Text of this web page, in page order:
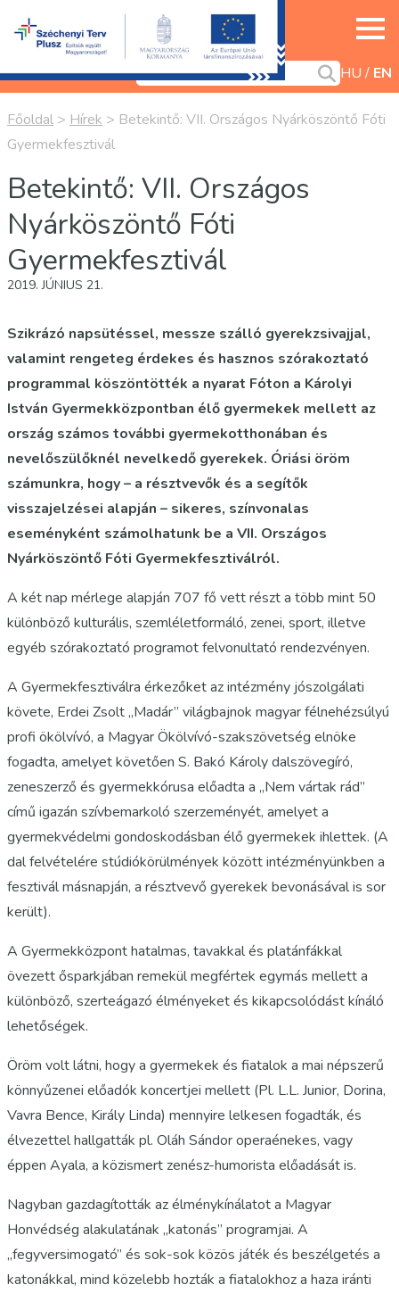
HU EN
Főoldal > Hírek > Betekintő: VII. Országos Nyárköszöntő Fóti
Gyermekfesztivál
Betekintő: VII. Országos
Nyárköszöntő Fóti
Gyermekfesztivál
2019. JÚNIUS 21.
Szikrázó napsütéssel, messze szálló gyerekzsivajjal,
valamint rengeteg érdekes és hasznos szórakoztató
programmal köszöntötték a nyarat Fóton a Károlyi
István Gyermekközpontban élő gyermekek mellett az
ország számos további gyermekotthonában és
nevelőszülőknél nevelkedő gyerekek. Óriási öröm
számunkra, hogy – a résztvevők és a segítők
visszajelzései alapján – sikeres, színvonalas
eseményként számolhatunk be a VII. Országos
Nyárköszöntő Fóti Gyermekfesztiválról.
A két nap mérlege alapján 707 fő vett részt a több mint 50
különböző kulturális, szemléletformáló, zenei, sport, illetve
egyéb szórakoztató programot felvonultató rendezvényen.
A Gyermekfesztiválra érkezőket az intézmény jószolgálati
követe, Erdei Zsolt „Madár” világbajnok magyar félnehézsúlyú
profi ökölvívó, a Magyar Ökölvívó-szakszövetség elnöke
fogadta, amelyet követően S. Bakó Károly dalszövegíró,
zeneszerző és gyermekkórusa előadta a „Nem vártak rád”
című igazán szívbemarkoló szerzeményét, amelyet a
gyermekvédelmi gondoskodásban élő gyermekek ihlettek. (A
dal felvételére stúdiókörülmények között intézményünkben a
fesztivál másnapján, a résztvevő gyerekek bevonásával is sor
került).
A Gyermekközpont hatalmas, tavakkal és platánfákkal
övezett ősparkjában remekül megfértek egymás mellett a
különböző, szerteágazó élményeket és kikapcsolódást kínáló
lehetőségek.
Öröm volt látni, hogy a gyermekek és fiatalok a mai népszerű
könnyűzenei előadók koncertjei mellett (Pl. L.L. Junior, Dorina,
Vavra Bence, Király Linda) mennyire lelkesen fogadták, és
élvezettel hallgatták pl. Oláh Sándor operaénekes, vagy
éppen Ayala, a közismert zenész-humorista előadását is.
Nagyban gazdagították az élménykínálatot a Magyar
Honvédség alakulatának „katonás” programjai. A
„fegyversimogató” és sok-sok közös játék és beszélgetés a
katonákkal, mind közelebb hozták a fiatalokhoz a haza iránti